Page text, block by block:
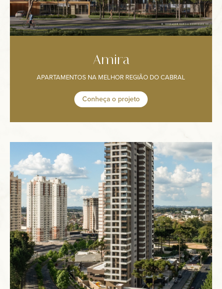
Amira
APARTAMENTOS NA MELHOR REGIÃO DO CABRAL
Conheça o projeto